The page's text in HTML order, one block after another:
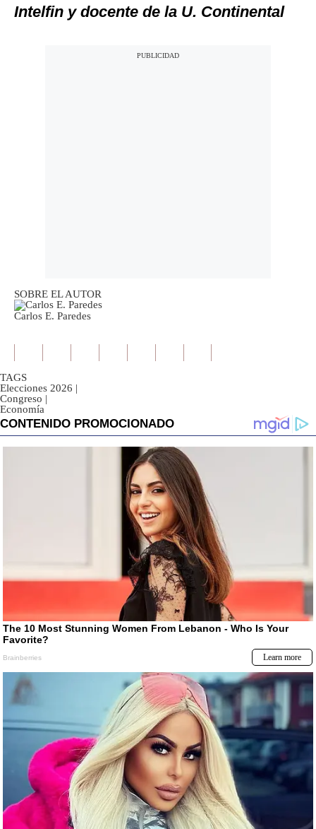
Intelfin y docente de la U. Continental
SOBRE EL AUTOR
Carlos E. Paredes
TAGS
Elecciones 2026 |
Congreso |
Economía